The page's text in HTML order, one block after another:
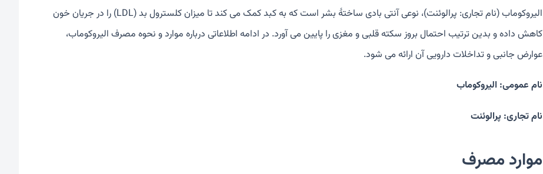
الیروکوماب (نام تجاری: پرالوئنت)، نوعی آنتی بادی ساختۀ بشر است که به کبد کمک می کند تا میزان کلسترول بد (LDL) را در جریان خون
کاهش داده و بدین ترتیب احتمال بروز سکته قلبی و مغزی را پایین می آورد. در ادامه اطلاعاتی درباره موارد و نحوه مصرف الیروکوماب،
عوارض جانبی و تداخلات دارویی آن ارائه می شود.
نام عمومی: الیروکوماب
نام تجاری: پرالوئنت
موارد مصرف